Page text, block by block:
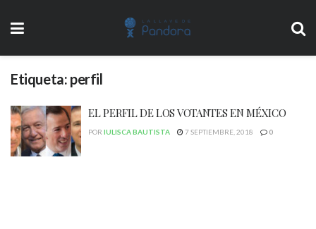
Etiqueta: perfil
EL PERFIL DE LOS VOTANTES EN MÉXICO
POR IULISCA BAUTISTA 7 SEPTIEMBRE, 2018 0